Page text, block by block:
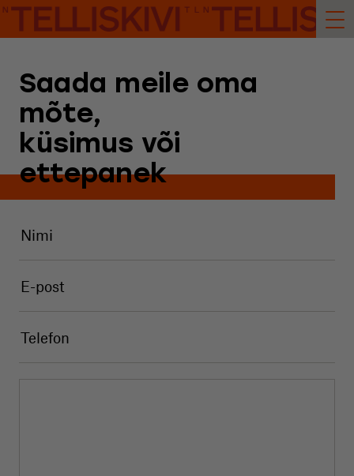
Saada meile oma
mõte,
küsimus või
ettepanek